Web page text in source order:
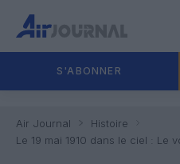
S'ABONNER
Air Journal
Histoire
Le 19 mai 1910 dans le ciel : Le